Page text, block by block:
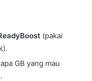
(pakai
GB yang mau